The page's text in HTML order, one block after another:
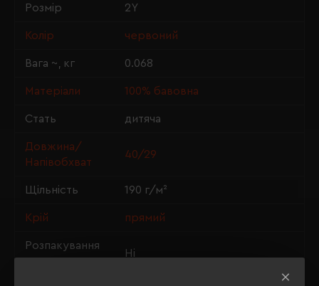
Розмір 2Y
Колір червоний
Вага ~, кг 0.068
Матеріали 100% бавовна
Стать дитяча
Довжина/
Напівобхват
40/29
Щільність 190 г/м²
Крій прямий
Розпакування
упаковки
Ні